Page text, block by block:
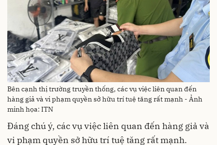
Bên cạnh thị trường truyền thống, các vụ việc liên quan đến
hàng giả và vi phạm quyền sở hữu trí tuệ tăng rất mạnh - Ảnh
minh họa: ITN
Đáng chú ý, các vụ việc liên quan đến hàng giả và
vi phạm quyền sở hữu trí tuệ tăng rất mạnh.